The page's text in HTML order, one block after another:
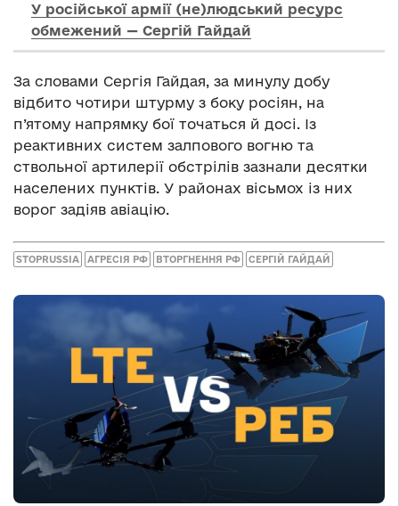
У російської армії (не)людський ресурс
обмежений — Сергій Гайдай
За словами Сергія Гайдая, за минулу добу
відбито чотири штурму з боку росіян, на
п’ятому напрямку бої точаться й досі. Із
реактивних систем залпового вогню та
ствольної артилерії обстрілів зазнали десятки
населених пунктів. У районах вісьмох із них
ворог задіяв авіацію.
STOPRUSSIA АГРЕСІЯ РФ ВТОРГНЕННЯ РФ СЕРГІЙ ГАЙДАЙ